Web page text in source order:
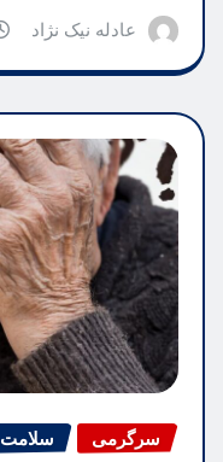
عادله نیک نژاد
سرگرمی سلامت